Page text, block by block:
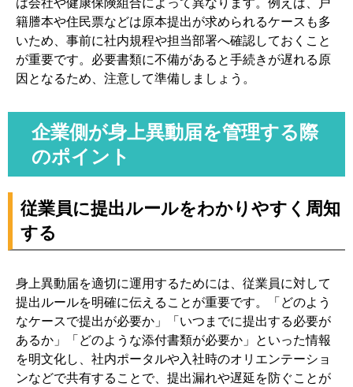
籍謄本や住民票などは原本提出が求められるケースも多
いため、事前に社内規程や担当部署へ確認しておくこと
が重要です。必要書類に不備があると手続きが遅れる原
因となるため、注意して準備しましょう。
企業側が身上異動届を管理する際
のポイント
従業員に提出ルールをわかりやすく周知
する
身上異動届を適切に運用するためには、従業員に対して
提出ルールを明確に伝えることが重要です。「どのよう
なケースで提出が必要か」「いつまでに提出する必要が
あるか」「どのような添付書類が必要か」といった情報
を明文化し、社内ポータルや入社時のオリエンテーショ
ンなどで共有することで、提出漏れや遅延を防ぐことが